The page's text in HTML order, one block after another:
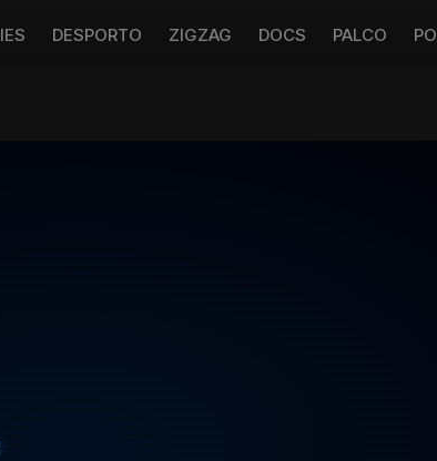
DESPORTO ZIGZAG DOCS PALCO